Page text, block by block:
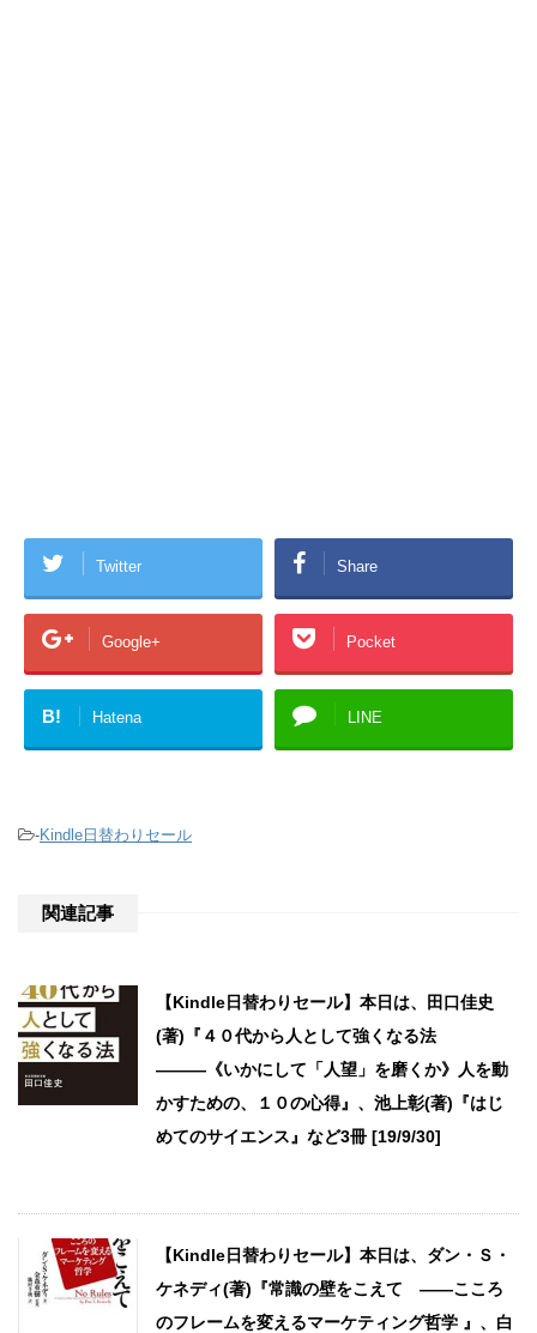
Twitter Share
Google+ Pocket
B! Hatena LINE
-Kindle日替わりセール
関連記事
【Kindle日替わりセール】本日は、田口佳史
(著)『４０代から人として強くなる法
―――《いかにして「人望」を磨くか》人を動
かすための、１０の心得』、池上彰(著)『はじ
めてのサイエンス』など3冊 [19/9/30]
【Kindle日替わりセール】本日は、ダン・Ｓ・
ケネディ(著)『常識の壁をこえて ――こころ
のフレームを変えるマーケティング哲学 』、白